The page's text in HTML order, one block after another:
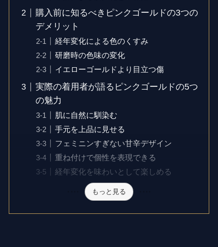
購入前に知るべきピンクゴールドの3つの
デメリット
経年変化による色のくすみ
研磨時の色味の変化
イエローゴールドより目立つ傷
実際の着用者が語るピンクゴールドの5つ
の魅力
肌に自然に馴染む
手元を上品に見せる
フェミニンすぎない甘辛デザイン
重ね付けで個性を表現できる
経年変化を味わいとして楽しめる
もっと見る